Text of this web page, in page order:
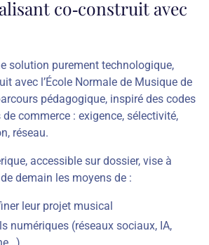
co‑construit avec
solution purement technologique,
avec l’École Normale de Musique de
pédagogique, inspiré des codes
commerce : exigence, sélectivité,
réseau.
accessible sur dossier, vise à
demain les moyens de :
leur projet musical
numériques (réseaux sociaux, IA,